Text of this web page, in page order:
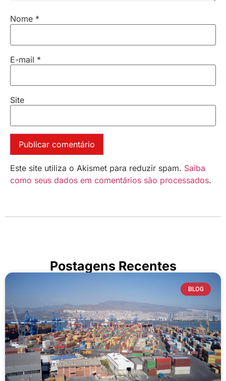
Nome *
E-mail *
Site
Este site utiliza o Akismet para reduzir spam. Saiba
como seus dados em comentários são processados.
Postagens Recentes
BLOG